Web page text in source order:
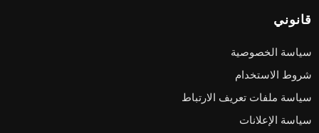
قانوني
سياسة الخصوصية
شروط الاستخدام
سياسة ملفات تعريف الارتباط
سياسة الإعلانات